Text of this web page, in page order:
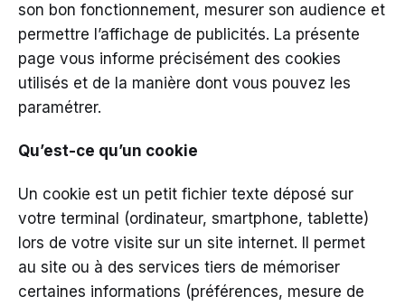
son bon fonctionnement, mesurer son audience et
permettre l’affichage de publicités. La présente
page vous informe précisément des cookies
utilisés et de la manière dont vous pouvez les
paramétrer.
Qu’est-ce qu’un cookie
Un cookie est un petit fichier texte déposé sur
votre terminal (ordinateur, smartphone, tablette)
lors de votre visite sur un site internet. Il permet
au site ou à des services tiers de mémoriser
certaines informations (préférences, mesure de